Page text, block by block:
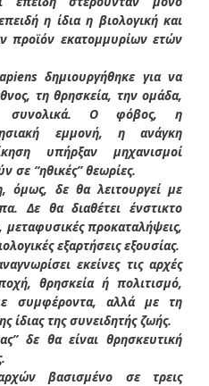
η ίδια η βιολογική και
προϊόν εκατομμυρίων ετών
δημιουργήθηκε για να
τη θρησκεία, την ομάδα,
συνολικά. Ο φόβος, η
εμμονή, η ανάγκη
υπήρξαν μηχανισμοί
σε “ηθικές” θεωρίες.
όμως, δε θα λειτουργεί με
Δε θα διαθέτει ένστικτο
προκαταλήψεις,
εξαρτήσεις εξουσίας.
εκείνες τις αρχές
θρησκεία ή πολιτισμό,
συμφέροντα, αλλά με τη
ίδιας της συνειδητής ζωής.
δε θα είναι θρησκευτική
βασισμένο σε τρεις